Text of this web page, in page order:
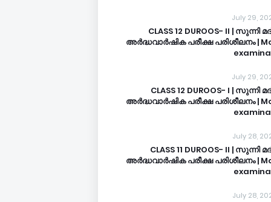
July 29,
CLASS 12 DUROOS- II | സുന്നി
അർദ്ധവാർഷിക പരീക്ഷ പരിശീലനം |
July 29,
CLASS 12 DUROOS- I | സുന്നി
അർദ്ധവാർഷിക പരീക്ഷ പരിശീലനം |
July 28,
CLASS 11 DUROOS- II | സുന്നി
അർദ്ധവാർഷിക പരീക്ഷ പരിശീലനം |
July 28,